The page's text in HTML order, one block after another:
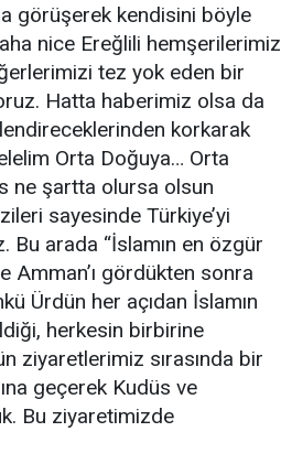
görüşerek kendisini böyle
nice Ereğlili hemşerilerimiz
tez yok eden bir
Hatta haberimiz olsa da
korkarak
Orta Doğuya… Orta
ne şartta olursa olsun
sayesinde Türkiye’yi
Bu arada “İslamın en özgür
Amman’ı gördükten sonra
Ürdün her açıdan İslamın
herkesin birbirine
ziyaretlerimiz sırasında bir
geçerek Kudüs ve
Bu ziyaretimizde